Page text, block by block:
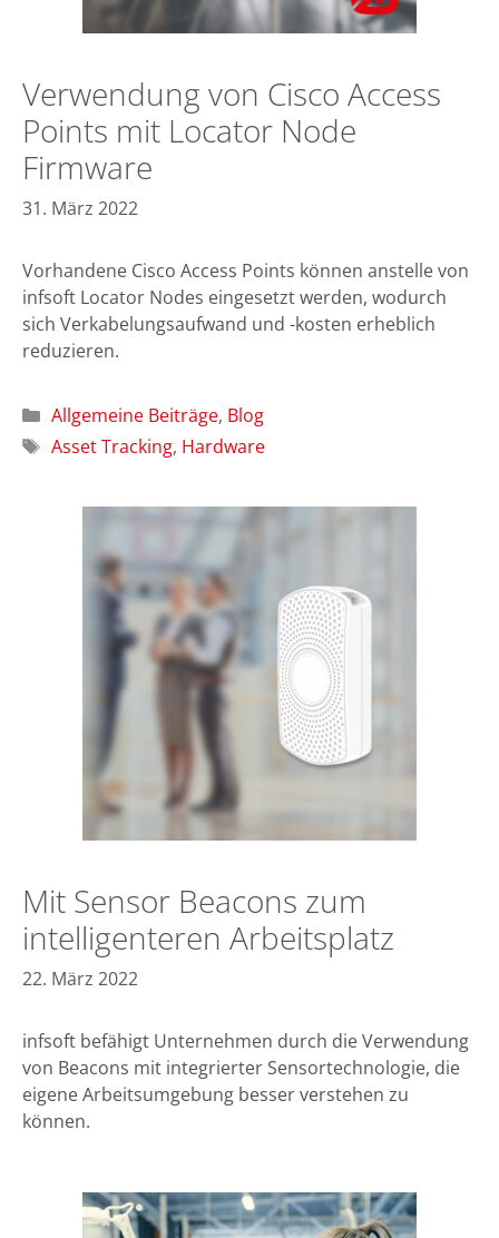
Verwendung von Cisco Access
Points mit Locator Node
Firmware
31. März 2022
Vorhandene Cisco Access Points können anstelle von
infsoft Locator Nodes eingesetzt werden, wodurch
sich Verkabelungsaufwand und -kosten erheblich
reduzieren.
Kategorien
Allgemeine Beiträge, Blog
Schlagwörter
Asset Tracking, Hardware
Mit Sensor Beacons zum
intelligenteren Arbeitsplatz
22. März 2022
infsoft befähigt Unternehmen durch die Verwendung
von Beacons mit integrierter Sensortechnologie, die
eigene Arbeitsumgebung besser verstehen zu
können.